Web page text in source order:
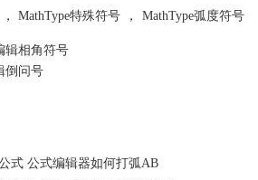
后，将光标放到上标的输入框中，点击
， MathType特殊符号 ， MathType弧度符号
辑相角符号
倒问号
式 公式编辑器如何打弧AB